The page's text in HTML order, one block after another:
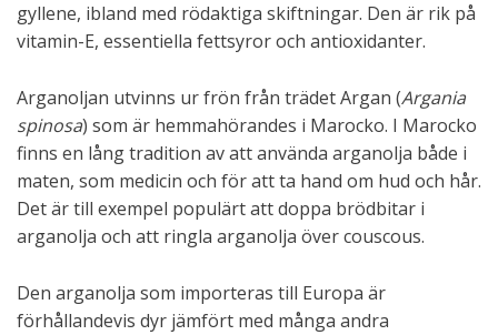
gyllene, ibland med rödaktiga skiftningar. Den är rik på
vitamin-E, essentiella fettsyror och antioxidanter.
Arganoljan utvinns ur frön från trädet Argan (Argania
spinosa) som är hemmahörandes i Marocko. I Marocko
finns en lång tradition av att använda arganolja både i
maten, som medicin och för att ta hand om hud och hår.
Det är till exempel populärt att doppa brödbitar i
arganolja och att ringla arganolja över couscous.
Den arganolja som importeras till Europa är
förhållandevis dyr jämfört med många andra